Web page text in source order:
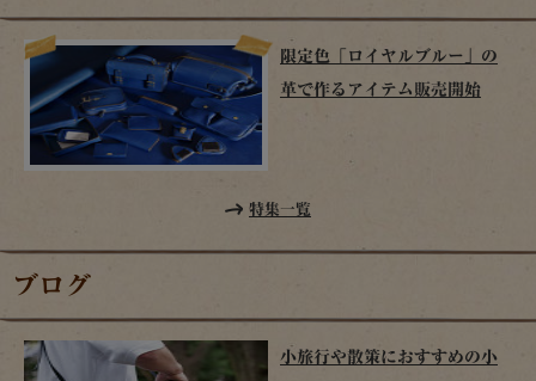
限定色「ロイヤルブルー」の
革で作るアイテム販売開始
特集一覧
ブログ
小旅行や散策におすすめの小